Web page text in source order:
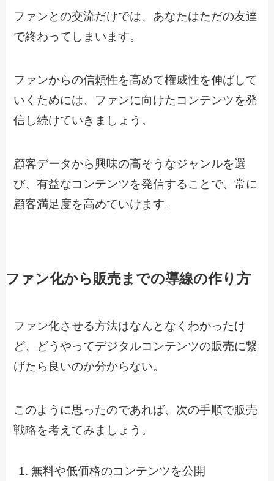
ファンとの交流だけでは、あなたはただの友達
で終わってしまいます。
ファンからの信頼性を高めて権威性を伸ばして
いくためには、ファンに向けたコンテンツを発
信し続けていきましょう。
顧客データから興味の高そうなジャンルを選
び、有益なコンテンツを発信することで、常に
顧客満足度を高めていけます。
ファン化から販売までの導線の作り方
ファン化させる方法はなんとなくわかったけ
ど、どうやってデジタルコンテンツの販売に繋
げたら良いのか分からない。
このように思ったのであれば、次の手順で販売
戦略を考えてみましょう。
無料や低価格のコンテンツを公開